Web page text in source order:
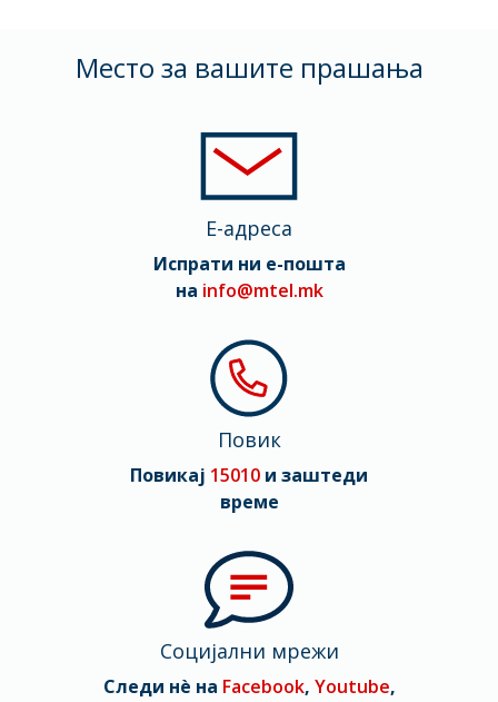
Mесто за вашите прашања
E-адреса
Испрати ни е-пошта
на info@mtel.mk
Повик
Повикај 15010 и заштеди
време
Социјални мрежи
Следи нè на Facebook, Youtube,